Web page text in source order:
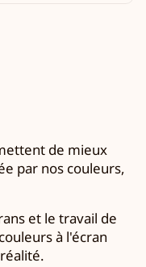
de mieux
par nos couleurs,
et le travail de
à l'écran